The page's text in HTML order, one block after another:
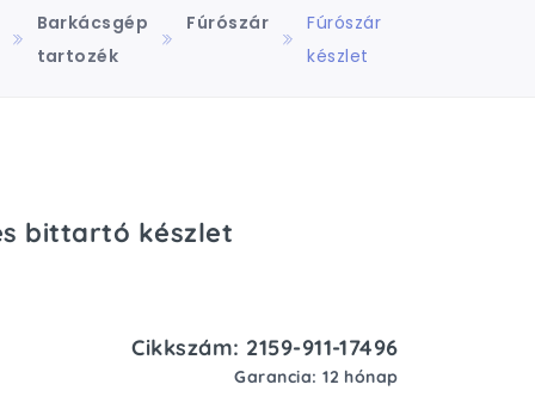
Barkácsgép
tartozék
Fúrószár
Fúrószár
készlet
bittartó készlet
Cikkszám: 2159-911-17496
Garancia: 12 hónap